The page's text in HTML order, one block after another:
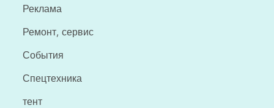
Реклама
Ремонт, сервис
События
Спецтехника
тент